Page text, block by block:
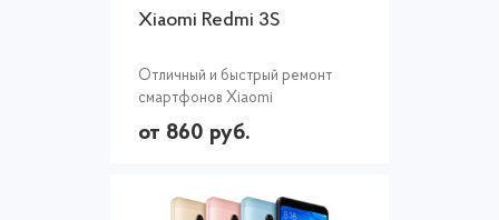
Xiaomi Redmi 3S
Отличный и быстрый ремонт
смартфонов Xiaomi
от 860 руб.